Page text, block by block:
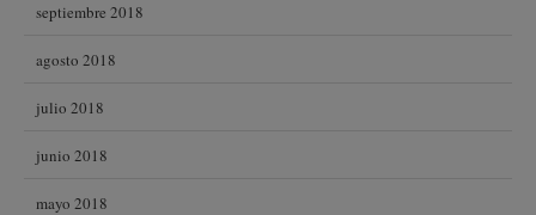
septiembre 2018
agosto 2018
julio 2018
junio 2018
mayo 2018